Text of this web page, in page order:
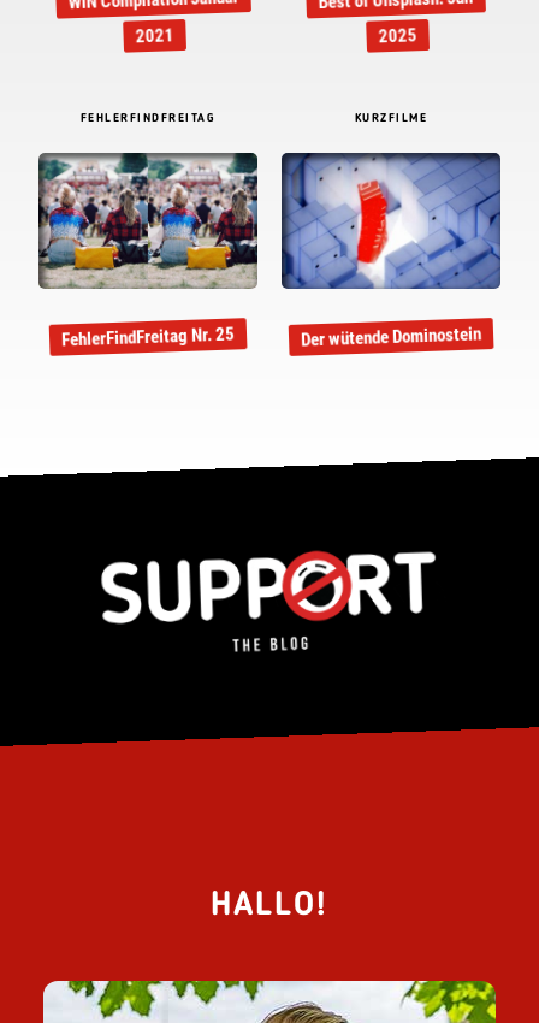
2021 2025
FEHLERFINDFREITAG
FehlerFindFreitag Nr. 25
KURZFILME
Der wütende Dominostein
HALLO!